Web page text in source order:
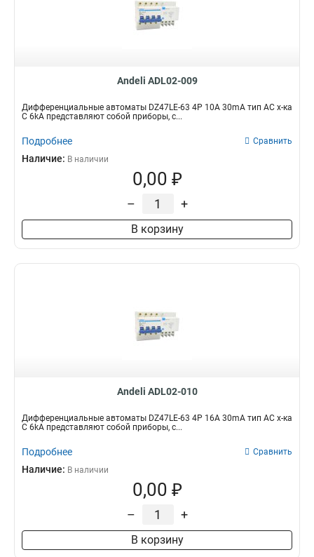
Andeli ADL02-009
Дифференциальные автоматы DZ47LE-63 4P 10A 30mA тип AC х-ка
С 6kA представляют собой приборы, с...
Подробнее Сравнить
Наличие: В наличии
0,00 ₽
– +
В корзину
Andeli ADL02-010
Дифференциальные автоматы DZ47LE-63 4P 16A 30mA тип AC х-ка
С 6kA представляют собой приборы, с...
Подробнее Сравнить
Наличие: В наличии
0,00 ₽
– +
В корзину